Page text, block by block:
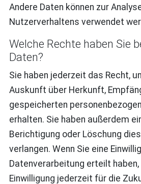
Andere Daten können zur
Nutzerverhaltens verwendet
Welche Rechte haben Sie
Daten?
Sie haben jederzeit das Recht,
Auskunft über Herkunft,
gespeicherten
erhalten. Sie haben außerdem
Berichtigung oder Löschung
verlangen. Wenn Sie eine
Datenverarbeitung erteilt haben,
Einwilligung jederzeit für die